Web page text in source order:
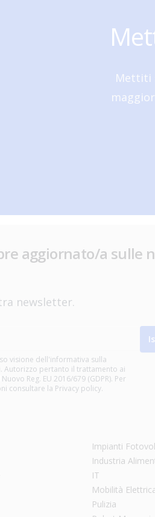
Mettiti
aggiornato/a sulle
newsletter.
visione dell'informativa sulla
Autorizzo pertanto il trattamento ai
Reg. EU 2016/679 (GDPR). Per
consultare la Privacy policy.
Impianti
Industria
IT
Mobilità
Pulizia